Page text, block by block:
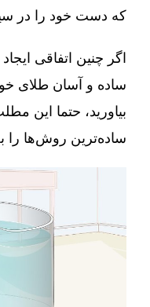
که دست خود را در
اگر چنین اتفاقی
ساده و آسان طلای
بیاورید، حتما این
ساده‌ترین روش‌ها را